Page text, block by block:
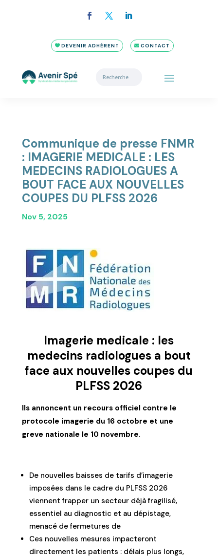
DEVENIR ADHÉRENT CONTACT
Communique de presse FNMR
: IMAGERIE MEDICALE : LES
MEDECINS RADIOLOGUES A
BOUT FACE AUX NOUVELLES
COUPES DU PLFSS 2026
Nov 5, 2025
Imagerie medicale : les
medecins radiologues a bout
face aux nouvelles coupes du
PLFSS 2026
Ils annoncent un recours officiel contre le
protocole imagerie du 16 octobre et une
greve nationale le 10 novembre.
De nouvelles baisses de tarifs d’imagerie
imposées dans le cadre du PLFSS 2026
viennent frapper un secteur déjà fragilisé,
essentiel au diagnostic et au dépistage,
menacé de fermetures de
Ces nouvelles mesures impacteront
directement les patients : délais plus longs,